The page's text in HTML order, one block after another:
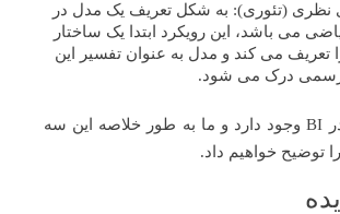
نظری (تئوری): به شکل تعریف یک مدل در
می باشد، این رویکرد ابتدا یک ساختار
می کند و مدل به عنوان تفسیر این
رسمی درک می شود.
هر سه رویکرد در BI وجود دارد و ما به طور خلاصه این سه
توضیح خواهیم داد.